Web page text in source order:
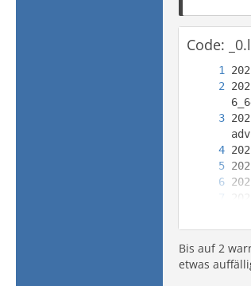
Code:
Bis auf 2
etwas